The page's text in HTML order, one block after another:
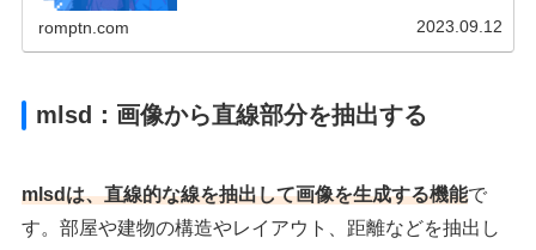
romptn.com 2023.09.12
mlsd：画像から直線部分を抽出する
mlsdは、直線的な線を抽出して画像を生成する機能で
す。部屋や建物の構造やレイアウト、距離などを抽出し